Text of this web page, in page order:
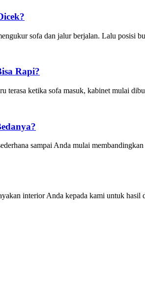
sofa dan jalur berjalan. Lalu posisi
Rapi?
terasa ketika sofa masuk, kabinet mulai
sampai Anda mulai
interior Anda kepada kami untuk hasil